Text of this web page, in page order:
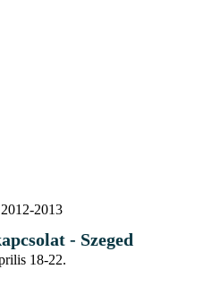
2012-2013
- Szeged
18-22.